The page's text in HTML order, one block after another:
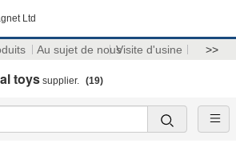
Ltd
Au sujet de nousVisite d'usine >>
toys supplier. (19)